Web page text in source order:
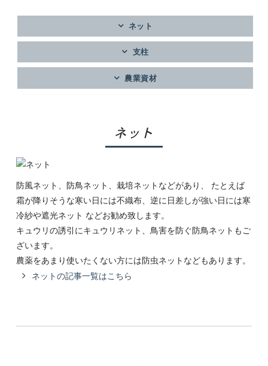
ネット
支柱
農業資材
ネット
防風ネット、防鳥ネット、栽培ネットなどがあり、 たとえば
霜が降りそうな寒い日には不織布、逆に日差しが強い日には寒
冷紗や遮光ネット などお勧め致します。
キュウリの誘引にキュウリネット、鳥害を防ぐ防鳥ネットもご
ざいます。
農薬をあまり使いたくない方には防虫ネットなどもあります。
ネットの記事一覧はこちら